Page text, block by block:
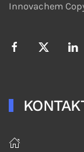
Innovachem